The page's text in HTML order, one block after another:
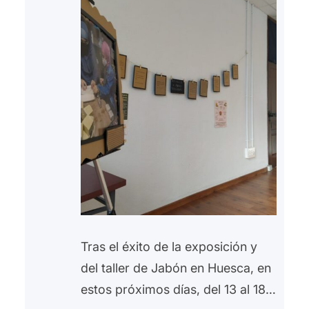
Tras el éxito de la exposición y
del taller de Jabón en Huesca, en
estos próximos días, del 13 al 18